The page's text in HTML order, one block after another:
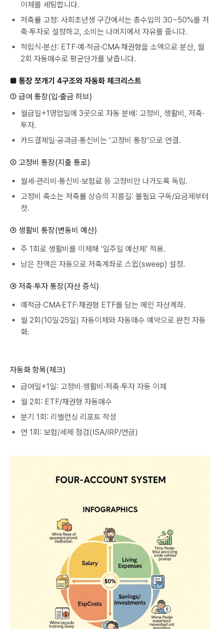
이체를 세팅합니다.
저축률 고정: 사회초년생 구간에서는 총수입의 30~50%를 저
축·투자로 설정하고, 소비는 나머지에서 자유를 줍니다.
적립식·분산: ETF·예·적금·CMA·채권형을 소액으로 분산, 월
2회 자동매수로 평균단가를 낮춥니다.
■ 통장 쪼개기 4구조와 자동화 체크리스트
① 급여 통장(입·출금 허브)
월급일+1영업일에 3곳으로 자동 분배: 고정비, 생활비, 저축·
투자.
카드결제일·공과금·통신비는 ‘고정비 통장’으로 연결.
② 고정비 통장(지출 통로)
월세·관리비·통신비·보험료 등 고정비만 나가도록 독립.
고정비 축소는 저축률 상승의 지름길: 불필요 구독/요금제부터
컷.
③ 생활비 통장(변동비 예산)
주 1회로 생활비를 이체해 ‘일주일 예산제’ 적용.
남은 잔액은 자동으로 저축계좌로 스윕(sweep) 설정.
④ 저축·투자 통장(자산 증식)
예적금·CMA·ETF·채권형 ETF를 담는 메인 자산계좌.
월 2회(10일·25일) 자동이체와 자동매수 예약으로 완전 자동
화.
자동화 항목(체크)
급여일+1일: 고정비·생활비·저축·투자 자동 이체
월 2회: ETF/채권형 자동매수
분기 1회: 리밸런싱 리포트 작성
연 1회: 보험/세제 점검(ISA/IRP/연금)